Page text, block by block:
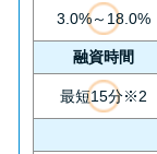
3.0%～18.0%
融資時間
最短15分※2